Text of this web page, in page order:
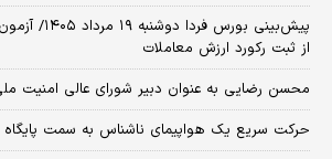
​پیش‌بینی بورس
از ثبت رکورد ارزش معاملات
محسن رضایی به عنوان دبیر شورای عالی امنیت
حرکت سریع یک هواپیمای ناشناس به سمت پایگاه